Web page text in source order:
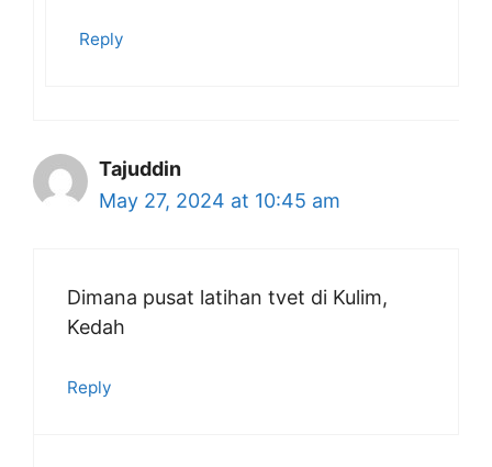
Reply
Tajuddin
May 27, 2024 at 10:45 am
Dimana pusat latihan tvet di Kulim,
Kedah
Reply